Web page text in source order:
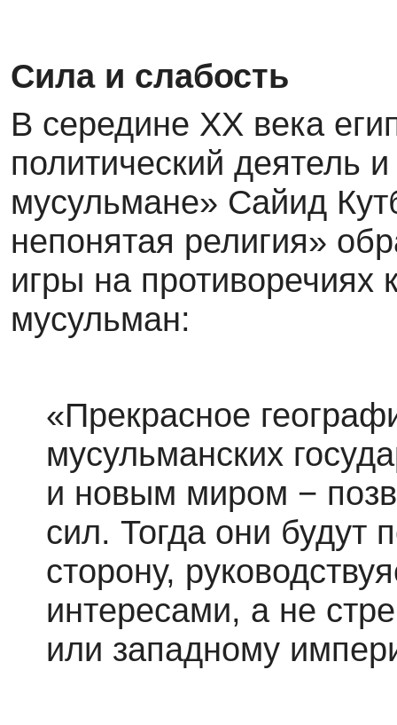
Сила и слабость
В середине XX века
политический деятель
мусульмане» Сайид
непонятая религия»
игры на противоречиях
мусульман:
«Прекрасное
мусульманских
и новым миром −
сил. Тогда они будут
сторону,
интересами, а не
или западному